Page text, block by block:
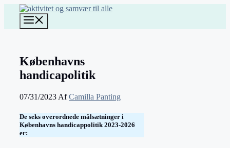
indhold
Københavns
handicapolitik
07/31/2023 AfCamilla Panting
De seks overordnede målsætninger i
Københavns handicappolitik 2023-2026
er: